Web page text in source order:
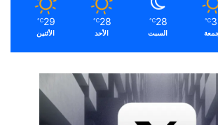
℃
28
℃
السبت
28
℃
الأحد
29
℃
الأثنين